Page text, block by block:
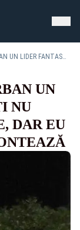
TRUMP L-A NUMIT PE ORBAN UN LIDER FANTASTIC: MULŢI NU SUNT DE ACORD CU MINE, DAR EU SUNT SINGURUL CARE CONTEAZĂ
UN
NU
DAR EU